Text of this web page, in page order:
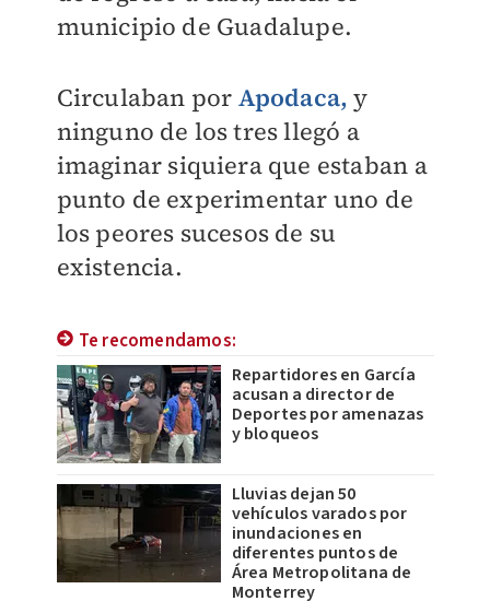
municipio de Guadalupe.
Circulaban por Apodaca, y
ninguno de los tres llegó a
imaginar siquiera que estaban a
punto de experimentar uno de
los peores sucesos de su
existencia.
Te recomendamos:
Repartidores en García
acusan a director de
Deportes por amenazas
y bloqueos
Lluvias dejan 50
vehículos varados por
inundaciones en
diferentes puntos de
Área Metropolitana de
Monterrey